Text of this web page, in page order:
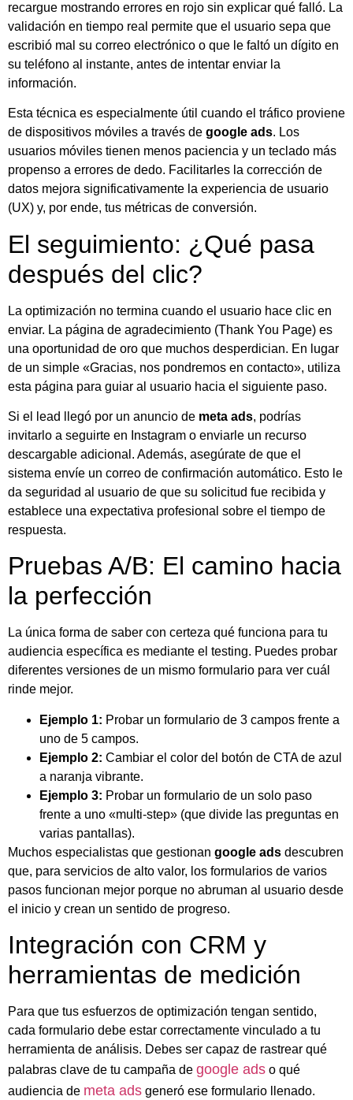
recargue mostrando errores en rojo sin explicar qué falló. La
validación en tiempo real permite que el usuario sepa que
escribió mal su correo electrónico o que le faltó un dígito en
su teléfono al instante, antes de intentar enviar la
información.
Esta técnica es especialmente útil cuando el tráfico proviene
de dispositivos móviles a través de google ads. Los
usuarios móviles tienen menos paciencia y un teclado más
propenso a errores de dedo. Facilitarles la corrección de
datos mejora significativamente la experiencia de usuario
(UX) y, por ende, tus métricas de conversión.
El seguimiento: ¿Qué pasa
después del clic?
La optimización no termina cuando el usuario hace clic en
enviar. La página de agradecimiento (Thank You Page) es
una oportunidad de oro que muchos desperdician. En lugar
de un simple «Gracias, nos pondremos en contacto», utiliza
esta página para guiar al usuario hacia el siguiente paso.
Si el lead llegó por un anuncio de meta ads, podrías
invitarlo a seguirte en Instagram o enviarle un recurso
descargable adicional. Además, asegúrate de que el
sistema envíe un correo de confirmación automático. Esto le
da seguridad al usuario de que su solicitud fue recibida y
establece una expectativa profesional sobre el tiempo de
respuesta.
Pruebas A/B: El camino hacia
la perfección
La única forma de saber con certeza qué funciona para tu
audiencia específica es mediante el testing. Puedes probar
diferentes versiones de un mismo formulario para ver cuál
rinde mejor.
Ejemplo 1: Probar un formulario de 3 campos frente a
uno de 5 campos.
Ejemplo 2: Cambiar el color del botón de CTA de azul
a naranja vibrante.
Ejemplo 3: Probar un formulario de un solo paso
frente a uno «multi-step» (que divide las preguntas en
varias pantallas).
Muchos especialistas que gestionan google ads descubren
que, para servicios de alto valor, los formularios de varios
pasos funcionan mejor porque no abruman al usuario desde
el inicio y crean un sentido de progreso.
Integración con CRM y
herramientas de medición
Para que tus esfuerzos de optimización tengan sentido,
cada formulario debe estar correctamente vinculado a tu
herramienta de análisis. Debes ser capaz de rastrear qué
palabras clave de tu campaña de google ads o qué
audiencia de meta ads generó ese formulario llenado.